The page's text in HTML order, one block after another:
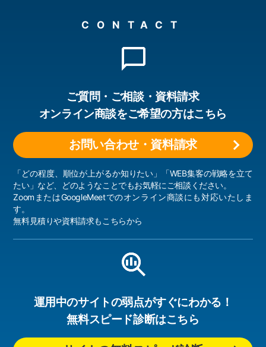
CONTACT
ご質問・ご相談・資料請求
オンライン商談をご希望の方はこちら
お問い合わせ・資料請求
「どの程度、順位が上がるか知りたい」「WEB集客の戦略を立て
たい」など、どのようなことでもお気軽にご相談ください。
ZoomまたはGoogleMeetでのオンライン商談にも対応いたしま
す。
無料見積りや資料請求もこちらから
運用中のサイトの弱点がすぐにわかる！
無料スピード診断はこちら